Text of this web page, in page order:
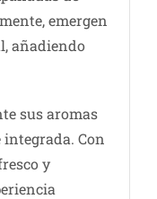
emergen
añadiendo
sus aromas
Con
y